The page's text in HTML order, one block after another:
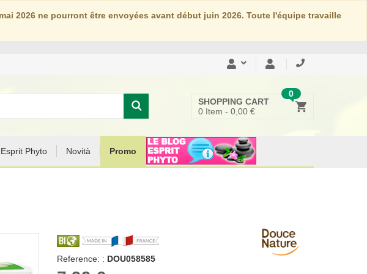
2026 ne pourront être envoyées avant début juin 2026. Toute l'équipe travaille
0
SHOPPING CART
0 Item - 0,00 €
Esprit Phyto Novità Promo
Reference: : DOU058585